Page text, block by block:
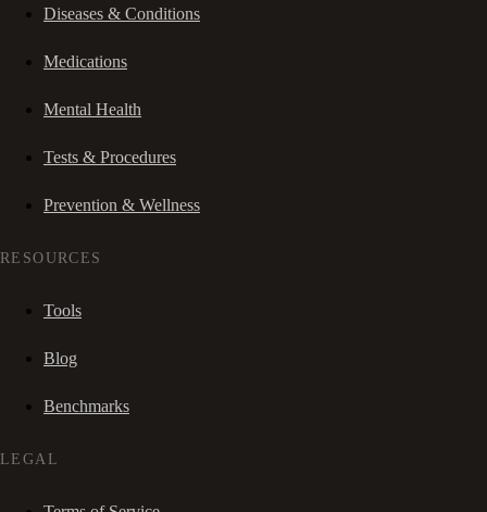
Diseases & Conditions
Medications
Mental Health
Tests & Procedures
Prevention & Wellness
RESOURCES
Tools
Blog
Benchmarks
LEGAL